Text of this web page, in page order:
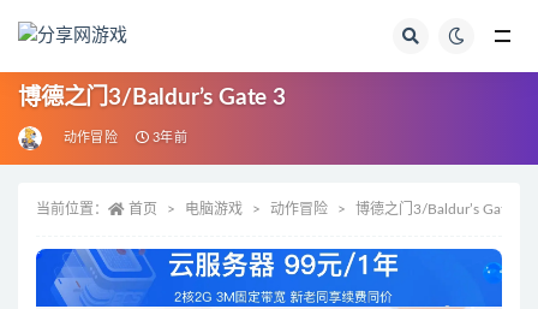
博德之门3/Baldur’s Gate 3
动作冒险 3年前
当前位置： 首页 电脑游戏 动作冒险 博德之门3/Baldur’s Gate 3